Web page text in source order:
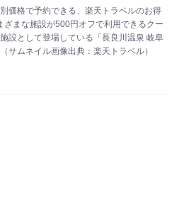
価格で予約できる、楽天トラベルのお得
まな施設が500円オフで利用できるクー
設として登場している「長良川温泉 岐阜
サムネイル画像出典：楽天トラベル）